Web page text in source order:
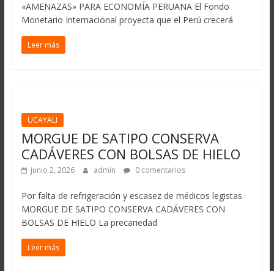
«AMENAZAS» PARA ECONOMÍA PERUANA El Fondo
Monetario Internacional proyecta que el Perú crecerá
Leer más
UCAYALI
MORGUE DE SATIPO CONSERVA
CADÁVERES CON BOLSAS DE HIELO
junio 2, 2026 admin 0 comentarios
Por falta de refrigeración y escasez de médicos legistas
MORGUE DE SATIPO CONSERVA CADÁVERES CON
BOLSAS DE HIELO La precariedad
Leer más